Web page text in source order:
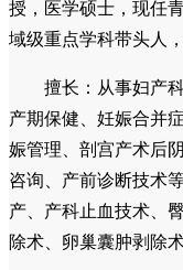
授，医学硕士，现任
域级重点学科带头人
擅长：从事妇产
产期保健、妊娠合并
娠管理、剖宫产术后
咨询、产前诊断技术
产、产科止血技术、
除术、卵巢囊肿剥除